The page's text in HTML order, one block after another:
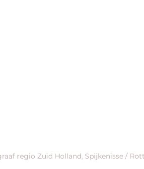
regio Zuid Holland, Spijkenisse /